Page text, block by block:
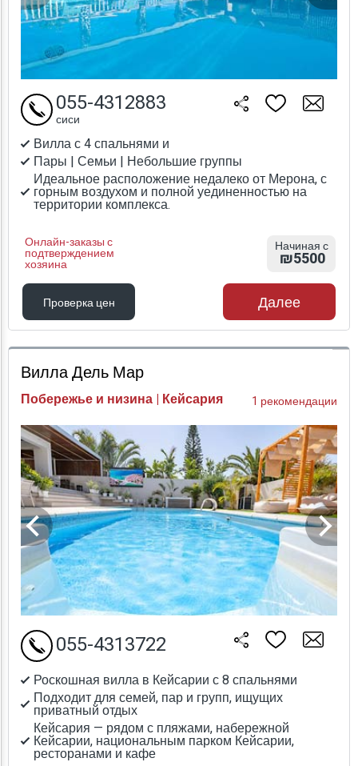
Вилла с 4 спальнями и
Пары | Семьи | Небольшие группы
Идеальное расположение недалеко от Мерона, с
горным воздухом и полной уединенностью на
территории комплекса.
Онлайн-заказы с
подтверждением
хозяина
055-4312883
сиси
Начиная с
₪5500
Проверка цен
Проверка цен
Далее
Вилла Дель Мар
Побережье и низина | Кейсария 1 рекомендации
Роскошная вилла в Кейсарии с 8 спальнями
Подходит для семей, пар и групп, ищущих
приватный отдых
Кейсария — рядом с пляжами, набережной
Кейсарии, национальным парком Кейсарии,
ресторанами и кафе
055-4313722